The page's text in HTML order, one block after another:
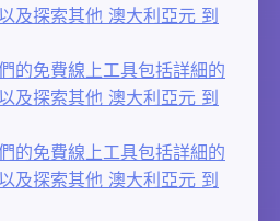
及探索其他 澳大利亞元 到
的免費線上工具包括詳細的
及探索其他 澳大利亞元 到
的免費線上工具包括詳細的
及探索其他 澳大利亞元 到